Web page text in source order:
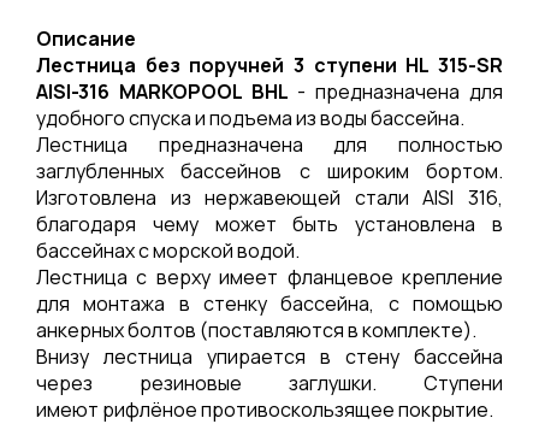
Описание
Лестница без поручней 3 ступени HL 315-SR
AISI-316 MARKOPOOL BHL - предназначена для
удобного спуска и подъема из воды бассейна.
Лестница предназначена для полностью
заглубленных бассейнов с широким бортом.
Изготовлена из нержавеющей стали AISI 316,
благодаря чему может быть установлена в
бассейнах с морской водой.
Лестница с верху имеет фланцевое крепление
для монтажа в стенку бассейна, с помощью
анкерных болтов (поставляются в комплекте).
Внизу лестница упирается в стену бассейна
через резиновые заглушки. Ступени
имеют рифлёное противоскользящее покрытие.